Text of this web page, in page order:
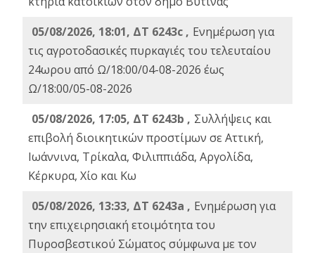
05/08/2026, 18:01, ΔΤ 6243c , Ενημέρωση για
τις αγροτοδασικές πυρκαγιές του τελευταίου
24ωρου από Ω/18:00/04-08-2026 έως
Ω/18:00/05-08-2026
05/08/2026, 17:05, ΔΤ 6243b , Συλλήψεις και
επιβολή διοικητικών προστίμων σε Αττική,
Ιωάννινα, Τρίκαλα, Φιλιππιάδα, Αργολίδα,
Κέρκυρα, Χίο και Κω
05/08/2026, 13:33, ΔΤ 6243a , Ενημέρωση για
την επιχειρησιακή ετοιμότητα του
Πυροσβεστικού Σώματος σύμφωνα με τον